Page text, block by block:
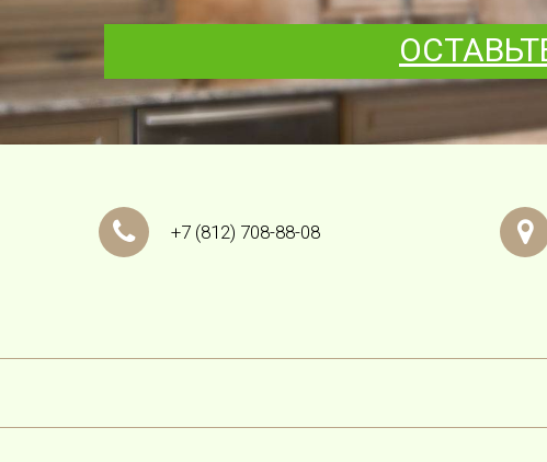
+7 (812) 708-88-08